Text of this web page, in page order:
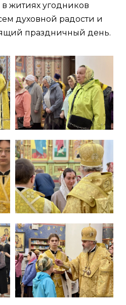
житиях угодников
духовной радости и
праздничный день.